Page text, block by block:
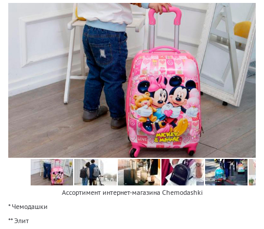
Ассортимент интернет-магазина Сhemodashki
* Чемодашки
** Элит